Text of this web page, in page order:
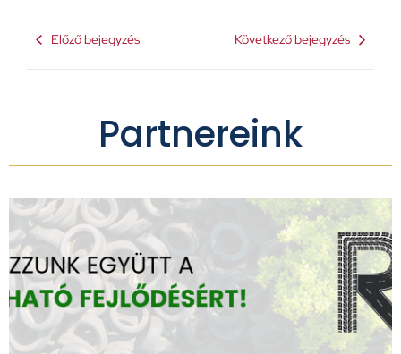
Előző bejegyzés Következő bejegyzés
Partnereink